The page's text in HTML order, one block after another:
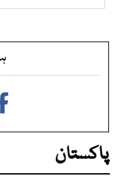
پاکستان